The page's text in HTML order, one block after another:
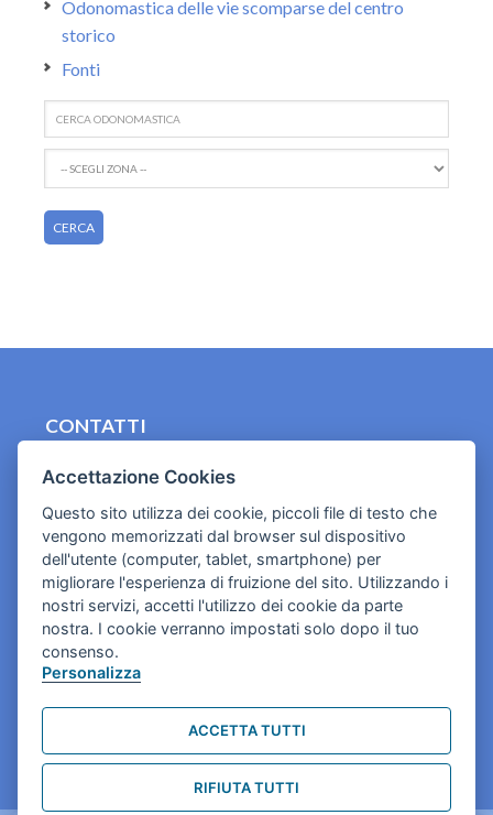
Odonomastica delle vie scomparse del centro
storico
Fonti
CONTATTI
Cookies e informativa privacy
Accettazione Cookies
Questo sito utilizza dei cookie, piccoli file di testo che
vengono memorizzati dal browser sul dispositivo
dell'utente (computer, tablet, smartphone) per
migliorare l'esperienza di fruizione del sito. Utilizzando i
nostri servizi, accetti l'utilizzo dei cookie da parte
nostra. I cookie verranno impostati solo dopo il tuo
consenso.
Personalizza
ACCETTA TUTTI
RIFIUTA TUTTI